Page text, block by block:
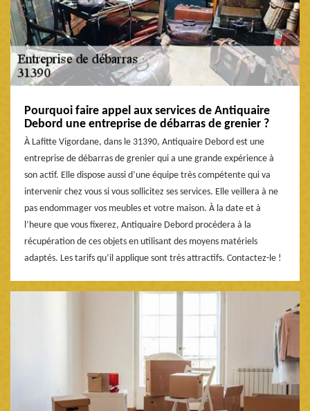
Pourquoi faire appel aux services de Antiquaire
Debord une entreprise de débarras de grenier ?
À Lafitte Vigordane, dans le 31390, Antiquaire Debord est une
entreprise de débarras de grenier qui a une grande expérience à
son actif. Elle dispose aussi d’une équipe très compétente qui va
intervenir chez vous si vous sollicitez ses services. Elle veillera à ne
pas endommager vos meubles et votre maison. À la date et à
l’heure que vous fixerez, Antiquaire Debord procédera à la
récupération de ces objets en utilisant des moyens matériels
adaptés. Les tarifs qu’il applique sont très attractifs. Contactez-le !